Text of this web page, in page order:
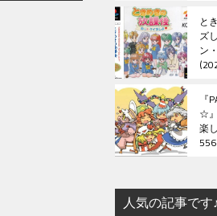
と
ズ
ン
『
☆
楽
人気の記事です